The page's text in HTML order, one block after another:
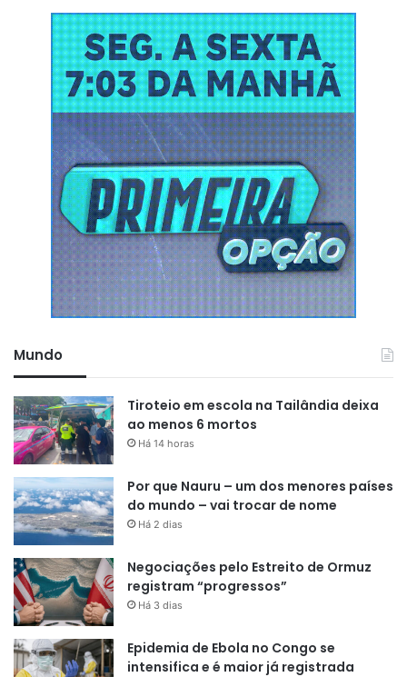
Mundo
Tiroteio em escola na Tailândia deixa
ao menos 6 mortos
Há 14 horas
Por que Nauru – um dos menores países
do mundo – vai trocar de nome
Há 2 dias
Negociações pelo Estreito de Ormuz
registram “progressos”
Há 3 dias
Epidemia de Ebola no Congo se
intensifica e é maior já registrada